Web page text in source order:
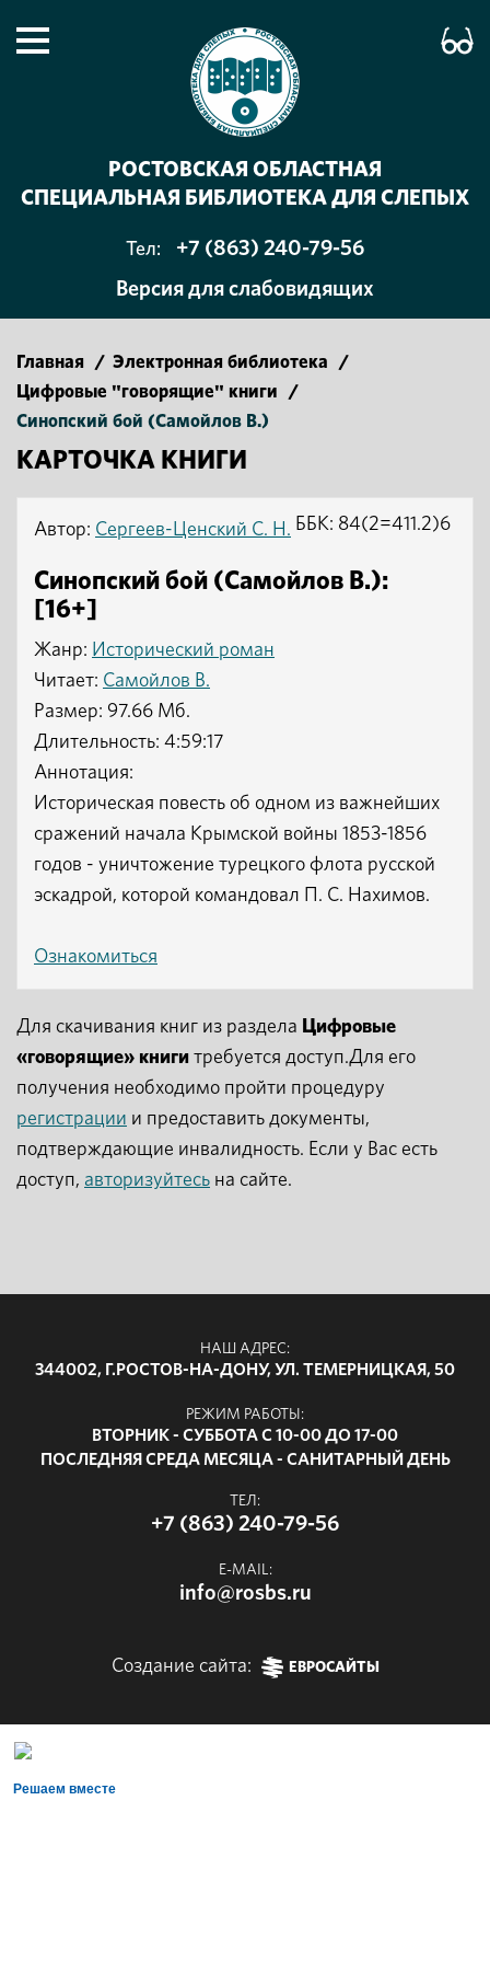
РОСТОВСКАЯ ОБЛАСТНАЯ
СПЕЦИАЛЬНАЯ БИБЛИОТЕКА ДЛЯ СЛЕПЫХ
Тел:
+7 (863) 240-79-56
Версия для слабовидящих
Главная / Электронная библиотека
/
Цифровые "говорящие" книги
/
Синопский бой (Самойлов В.)
КАРТОЧКА КНИГИ
Автор: Сергеев-Ценский С. Н.
Синопский бой (Самойлов В.):
[16+]
Жанр: Исторический роман
Читает: Самойлов В.
ББК: 84(2=411.2)6
Размер: 97.66 Мб.
Длительность: 4:59:17
Аннотация:
Историческая повесть об одном из важнейших
сражений начала Крымской войны 1853-1856
годов - уничтожение турецкого флота русской
эскадрой, которой командовал П. С. Нахимов.
Ознакомиться
Для скачивания книг из раздела Цифровые
«говорящие» книги требуется доступ.Для его
получения необходимо пройти процедуру
регистрации и предоставить документы,
подтверждающие инвалидность. Если у Вас есть
доступ, авторизуйтесь на сайте.
НАШ АДРЕС:
344002, Г.РОСТОВ-НА-ДОНУ, УЛ. ТЕМЕРНИЦКАЯ, 50
РЕЖИМ РАБОТЫ:
ВТОРНИК - СУББОТА С 10-00 ДО 17-00
ПОСЛЕДНЯЯ СРЕДА МЕСЯЦА - САНИТАРНЫЙ ДЕНЬ
ТЕЛ:
+7 (863) 240-79-56
E-MAIL:
info@rosbs.ru
Создание сайта: ЕВРОСАЙТЫ
Решаем вместе